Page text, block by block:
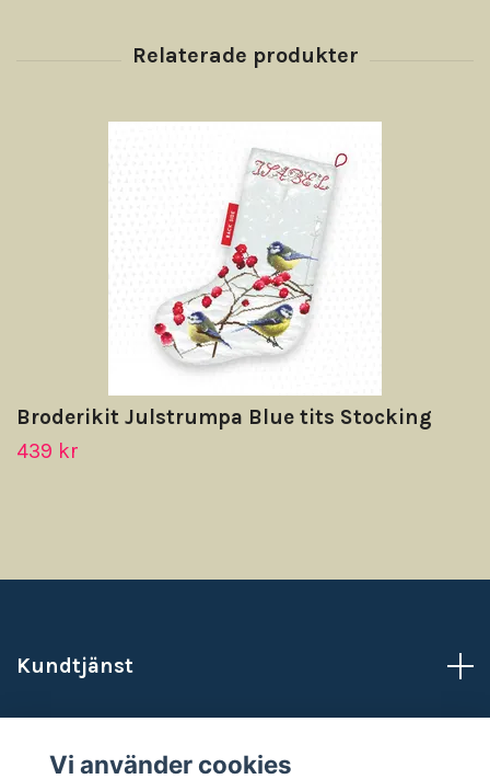
Broderikit Julstrumpa Blue tits Stocking
439 kr
Kundtjänst
Vi använder cookies